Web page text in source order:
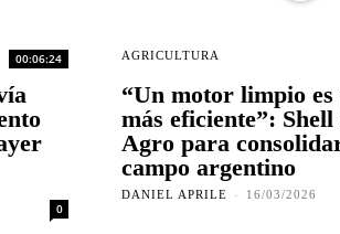
00:06:24
0
AGRICULTURA
“Un motor limpio
más eficiente”:
Agro para
campo argentino
DANIEL APRILE - 16/03/2026